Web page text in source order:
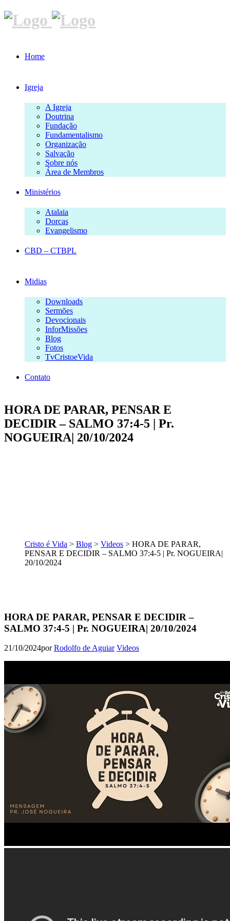
Home
Igreja
A Igreja
Doutrina
Fundação
Fundamentalismo
Organização
Salvação
Sobre nós
Área de Membros
Ministérios
Atalaia
Dorcas
Evangelismo
CBD – CTBPL
Midias
Downloads
Sermões
Devocionais
InforMissões
Blog
Fotos
TvCristoeVida
Contato
HORA DE PARAR, PENSAR E
DECIDIR – SALMO 37:4-5 | Pr.
NOGUEIRA| 20/10/2024
Cristo é Vida > Blog > Videos > HORA DE PARAR,
PENSAR E DECIDIR – SALMO 37:4-5 | Pr. NOGUEIRA|
20/10/2024
HORA DE PARAR, PENSAR E DECIDIR –
SALMO 37:4-5 | Pr. NOGUEIRA| 20/10/2024
21/10/2024porRodolfo de Aguiar Videos